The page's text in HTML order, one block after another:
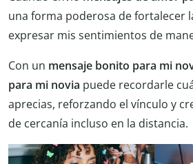
una forma poderosa de fortalecer
expresar mis sentimientos de
Con un mensaje bonito para mi
para mi novia puede recordarle
aprecias, reforzando el vínculo y
de cercanía incluso en la distancia.